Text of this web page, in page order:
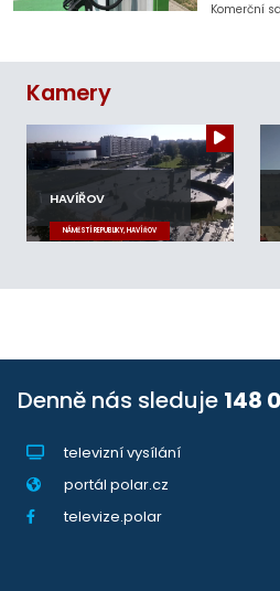
Komerční
Kamery
HAVÍŘOV
NÁMĚSTÍ REPUBLIKY, HAVÍŘOV
Denně nás sleduje 148
televizní vysílání
portál polar.cz
televize.polar